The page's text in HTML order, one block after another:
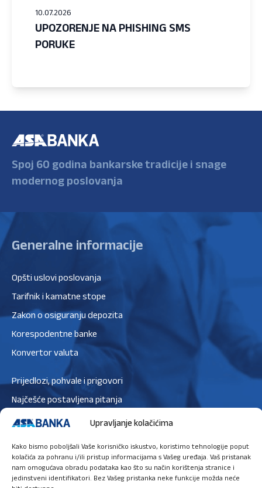
Upravljanje kolačićima
Kako bismo poboljšali Vaše korisničko iskustvo, koristimo tehnologije poput
kolačića za pohranu i/ili pristup informacijama s Vašeg uređaja. Vaš pristanak
nam omogućava obradu podataka kao što su način korištenja stranice i
jedinstveni identifikatori. Bez Vašeg pristanka neke funkcije možda neće
10.07.2026
UPOZORENJE NA PHISHING SMS
PORUKE
Spoj 60 godina bankarske tradicije i snage
modernog poslovanja
Generalne informacije
Opšti uslovi poslovanja
Tarifnik i kamatne stope
Zakon o osiguranju depozita
Korespodentne banke
Konvertor valuta
Prijedlozi, pohvale i prigovori
Najčešće postavljena pitanja
Zaštita podataka
Politika kolačića